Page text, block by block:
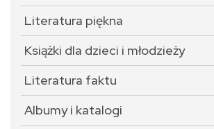
Literatura piękna
Książki dla dzieci i młodzieży
Literatura faktu
Albumy i katalogi